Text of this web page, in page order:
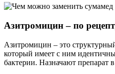
Азитромицин – по
Азитромицин – это
который имеет с ним
бактерии. Назначают препарат